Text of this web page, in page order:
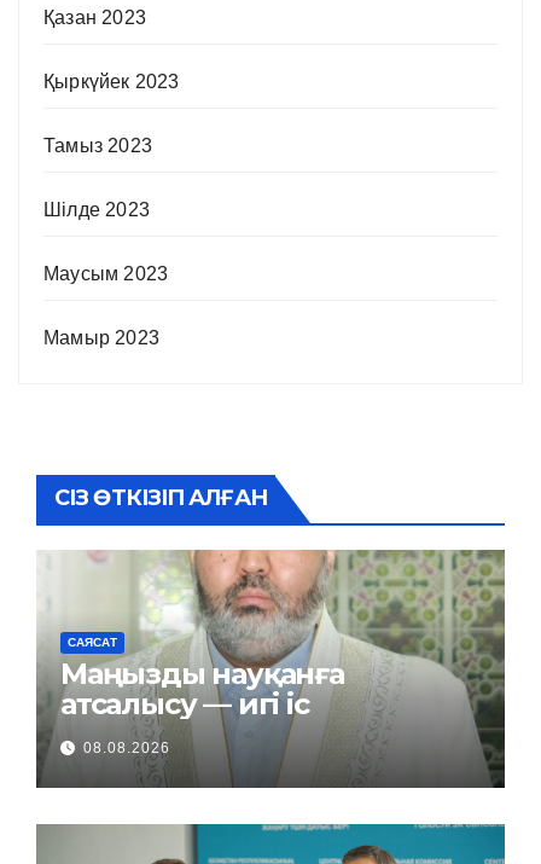
Қазан 2023
Қыркүйек 2023
Тамыз 2023
Шілде 2023
Маусым 2023
Мамыр 2023
СІЗ ӨТКІЗІП АЛҒАН
САЯСАТ
Маңызды науқанға
атсалысу — игі іс
08.08.2026